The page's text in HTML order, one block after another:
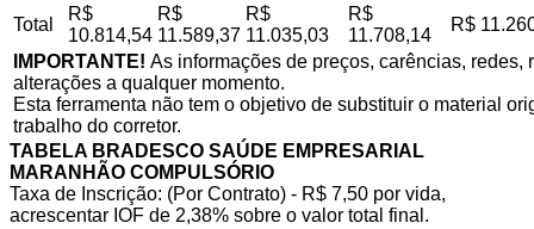
Total
R$
10.814,54
R$
11.589,37
R$
11.035,03
R$
11.708,14
R$
IMPORTANTE! As informações de preços, carências,
alterações a qualquer momento.
Esta ferramenta não tem o objetivo de substituir o material
trabalho do corretor.
TABELA BRADESCO SAÚDE EMPRESARIAL
MARANHÃO COMPULSÓRIO
Taxa de Inscrição: (Por Contrato) - R$ 7,50 por vida,
acrescentar IOF de 2,38% sobre o valor total final.